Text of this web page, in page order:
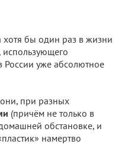
бы один раз в жизни
использующего
России уже абсолютное
при разных
(причём не только в
обстановке, и
намертво